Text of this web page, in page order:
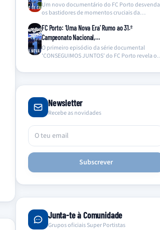
Um novo documentário do FC Porto desvenda
os bastidores de momentos cruciais da
FC Porto: ‘Uma Nova Era’ Rumo ao 31.º
Campeonato Nacional,…
O primeiro episódio da série documental
'CONSEGUIMOS JUNTOS' do FC Porto revela os
Newsletter
Recebe as novidades
Subscrever
Junta-te à Comunidade
Grupos oficiais Super Portistas